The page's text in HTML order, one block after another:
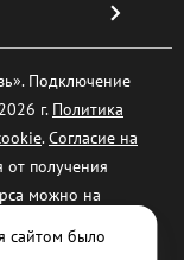
Подключение
г. Политика
.Согласие на
от получения
можно на
сайтом было